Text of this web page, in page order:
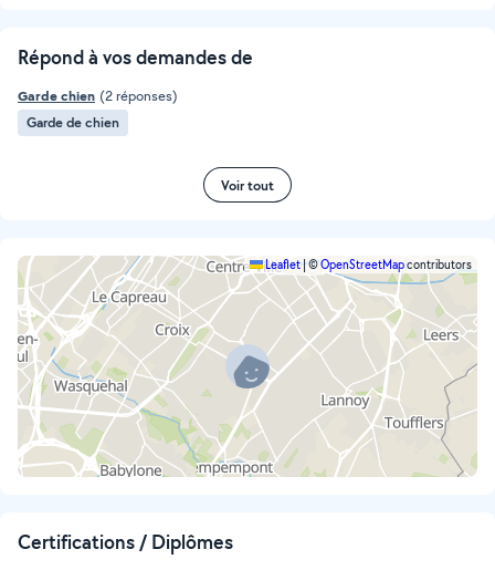
Répond à vos demandes de
Garde chien (2 réponses)
Garde de chien
Voir tout
Leaflet|©OpenStreetMapcontributors
Certifications / Diplômes